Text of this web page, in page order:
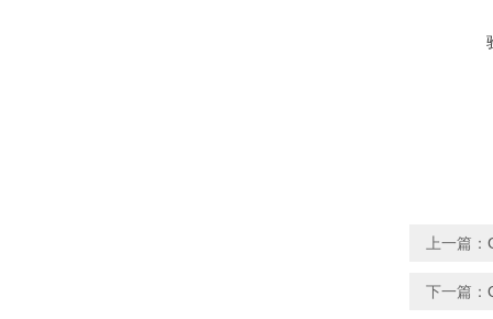
上一篇：
下一篇：